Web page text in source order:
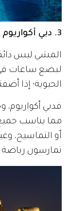
3. دبي أكواريوم وحديقة الحيوانات المائية
المشي ليس
لبضع ساعات
الحيوية؛ إذا
فدبي أكواريوم،
مما يناسب جميع
أو التماسيح،
تمارسون رياضة